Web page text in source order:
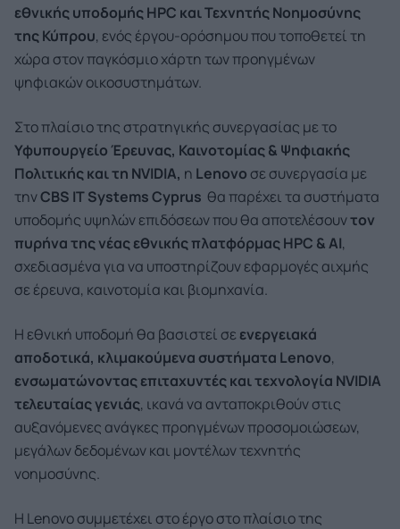
εθνικής υποδομήςHPC και Τεχνητής Νοημοσύνης
της Κύπρου, ενός έργου-ορόσημου που τοποθετεί τη
χώρα στον παγκόσμιο χάρτη των προηγμένων
ψηφιακών οικοσυστημάτων.
Στο πλαίσιο της στρατηγικής συνεργασίας με το
Υφυπουργείο Έρευνας, Καινοτομίας & Ψηφιακής
Πολιτικής και τη NVIDIA, η Lenovo σε συνεργασία με
τηνCBS IT Systems Cyprus θα παρέχει τα συστήματα
υποδομής υψηλών επιδόσεων που θα αποτελέσουντον
πυρήνα της νέας εθνικής πλατφόρμαςHPC &AI,
σχεδιασμένα για να υποστηρίζουν εφαρμογές αιχμής
σε έρευνα, καινοτομία και βιομηχανία.
Η εθνική υποδομή θα βασιστεί σε ενεργειακά
αποδοτικά, κλιμακούμενα συστήματα Lenovo,
ενσωματώνοντας επιταχυντές και τεχνολογία NVIDIA
τελευταίας γενιάς, ικανά να ανταποκριθούν στις
αυξανόμενες ανάγκες προηγμένων προσομοιώσεων,
μεγάλων δεδομένων και μοντέλων τεχνητής
νοημοσύνης.
Η Lenovo συμμετέχει στο έργο στο πλαίσιο της